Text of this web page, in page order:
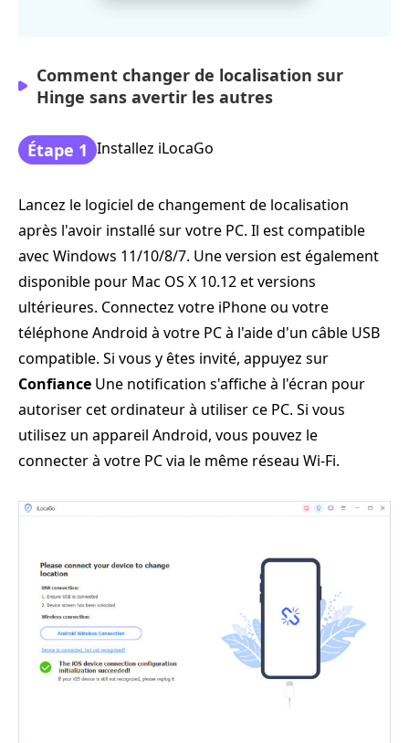
Comment changer de localisation sur
Hinge sans avertir les autres
Étape 1 Installez iLocaGo
Lancez le logiciel de changement de localisation
après l'avoir installé sur votre PC. Il est compatible
avec Windows 11/10/8/7. Une version est également
disponible pour Mac OS X 10.12 et versions
ultérieures. Connectez votre iPhone ou votre
téléphone Android à votre PC à l'aide d'un câble USB
compatible. Si vous y êtes invité, appuyez sur
Confiance Une notification s'affiche à l'écran pour
autoriser cet ordinateur à utiliser ce PC. Si vous
utilisez un appareil Android, vous pouvez le
connecter à votre PC via le même réseau Wi-Fi.